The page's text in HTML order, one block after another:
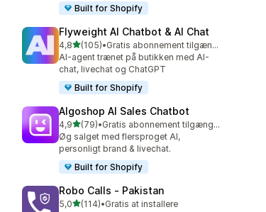
Built for Shopify
Flyweight AI Chatbot & AI Chat
4,8ud af 5 stjerner
(105)
105 anmeldelser i alt
•
Gratis abonnement tilgængeligt
AI-agent trænet på butikken med AI-
chat, livechat og ChatGPT
Built for Shopify
Algoshop AI Sales Chatbot
4,9ud af 5 stjerner
(79)
79 anmeldelser i alt
•
Gratis abonnement tilgængeligt
Øg salget med flersproget AI,
personligt brand & livechat.
Built for Shopify
Robo Calls ‑ Pakistan
5,0ud af 5 stjerner
(114)
114 anmeldelser i alt
•Gratis at installere